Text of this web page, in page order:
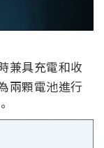
兼具充電和收
兩顆電池進行